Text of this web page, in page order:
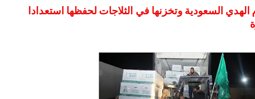
الهدي السعودية وتخزنها في الثلاجات لحفظها استعدادا